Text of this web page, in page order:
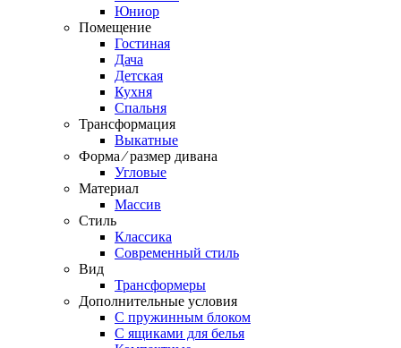
Юниор
Помещение
Гостиная
Дача
Детская
Кухня
Спальня
Трансформация
Выкатные
Форма ⁄ размер дивана
Угловые
Материал
Массив
Стиль
Классика
Современный стиль
Вид
Трансформеры
Дополнительные условия
С пружинным блоком
С ящиками для белья